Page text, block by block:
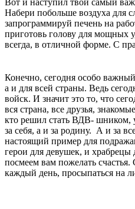
Набери побольше воздуха для
запрограммируй печень на
приготовь голову для мощных
всегда, в отличной форме. С
Конечно, сегодня особо важный
а и для всей страны. Ведь
войск. И значит это то, что
вся страна, все друзья,
кто решил стать ВДВ- шником,
за себя, а и за родину. А и за
настоящий пример для
герои для девушек, и
посмеем вам пожелать
каждый день, просыпаться на